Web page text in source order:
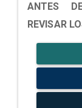
ANTES
REVISAR